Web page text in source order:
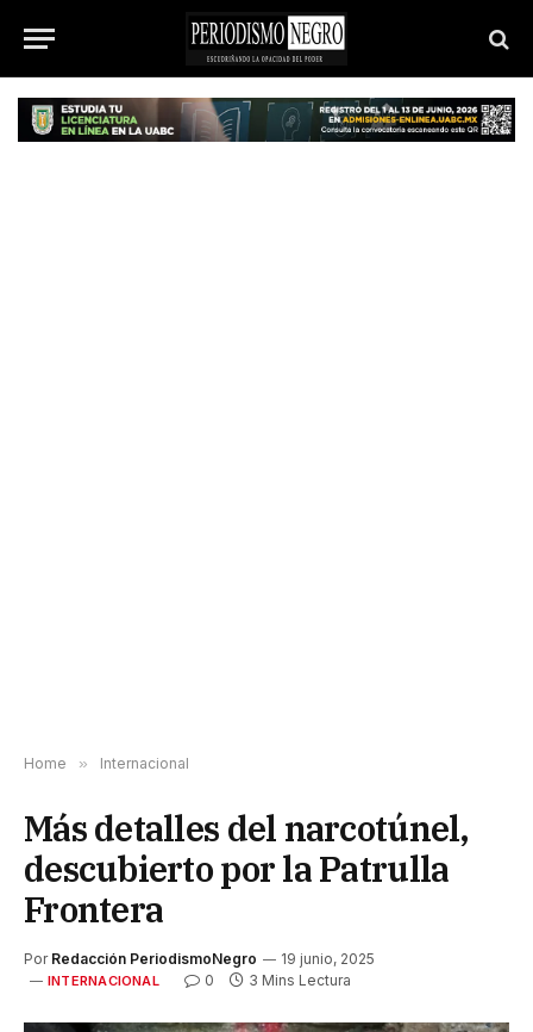
Home » Internacional
Más detalles del narcotúnel,
descubierto por la Patrulla
Frontera
Por Redacción PeriodismoNegro 19 junio, 2025
INTERNACIONAL 0 3 Mins Lectura